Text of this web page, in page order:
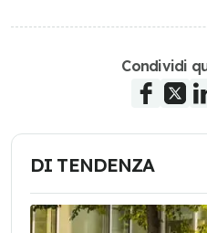
Condividi
DI TENDENZA